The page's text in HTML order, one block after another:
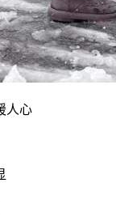
人心